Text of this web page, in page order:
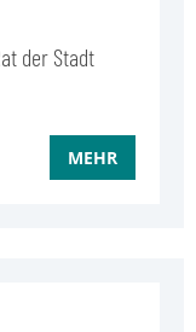
der Stadt
MEHR